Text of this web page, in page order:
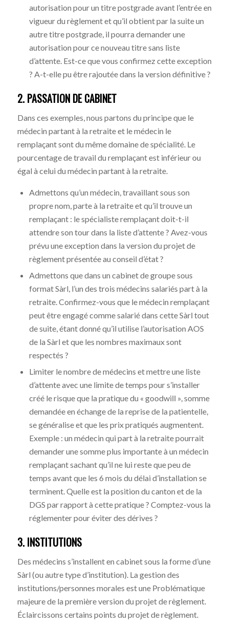
autorisation pour un titre postgrade avant l’entrée en
vigueur du règlement et qu’il obtient par la suite un
autre titre postgrade, il pourra demander une
autorisation pour ce nouveau titre sans liste
d’attente. Est-ce que vous confirmez cette exception
? A-t-elle pu être rajoutée dans la version définitive ?
2. PASSATION DE CABINET
Dans ces exemples, nous partons du principe que le
médecin partant à la retraite et le médecin le
remplaçant sont du même domaine de spécialité. Le
pourcentage de travail du remplaçant est inférieur ou
égal à celui du médecin partant à la retraite.
Admettons qu’un médecin, travaillant sous son
propre nom, parte à la retraite et qu’il trouve un
remplaçant : le spécialiste remplaçant doit-t-il
attendre son tour dans la liste d’attente ? Avez-vous
prévu une exception dans la version du projet de
règlement présentée au conseil d’état ?
Admettons que dans un cabinet de groupe sous
format Sàrl, l’un des trois médecins salariés part à la
retraite. Confirmez-vous que le médecin remplaçant
peut être engagé comme salarié dans cette Sàrl tout
de suite, étant donné qu’il utilise l’autorisation AOS
de la Sàrl et que les nombres maximaux sont
respectés ?
Limiter le nombre de médecins et mettre une liste
d’attente avec une limite de temps pour s’installer
créé le risque que la pratique du « goodwill », somme
demandée en échange de la reprise de la patientelle,
se généralise et que les prix pratiqués augmentent.
Exemple : un médecin qui part à la retraite pourrait
demander une somme plus importante à un médecin
remplaçant sachant qu’il ne lui reste que peu de
temps avant que les 6 mois du délai d’installation se
terminent. Quelle est la position du canton et de la
DGS par rapport à cette pratique ? Comptez-vous la
réglementer pour éviter des dérives ?
3. INSTITUTIONS
Des médecins s’installent en cabinet sous la forme d’une
Sàrl (ou autre type d’institution). La gestion des
institutions/personnes morales est une Problématique
majeure de la première version du projet de règlement.
Éclaircissons certains points du projet de règlement.